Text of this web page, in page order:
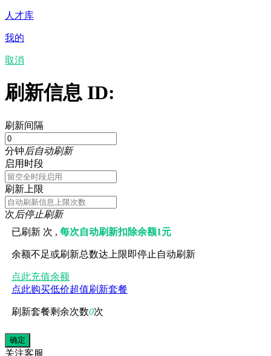
人才库
我的
取消
刷新信息 ID:
刷新间隔
分钟后自动刷新
启用时段
刷新上限
次后停止刷新
已刷新 次 ,每次自动刷新扣除余额1元
余额不足或刷新总数达上限即停止自动刷新
点此充值余额
点此购买低价超值刷新套餐
刷新套餐剩余次数0次
关注客服